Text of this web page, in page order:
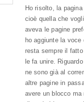
Ho risolto, la
cioè quella che
aveva le pagine
ho aggiunte la
resta sempre il
le fa unire.
ne sono già al
altre pagine in
avere un blocco ma